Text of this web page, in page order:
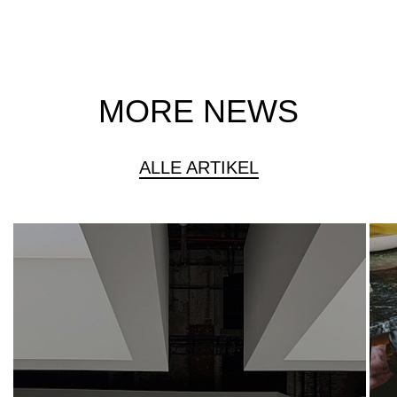
MORE NEWS
ALLE ARTIKEL